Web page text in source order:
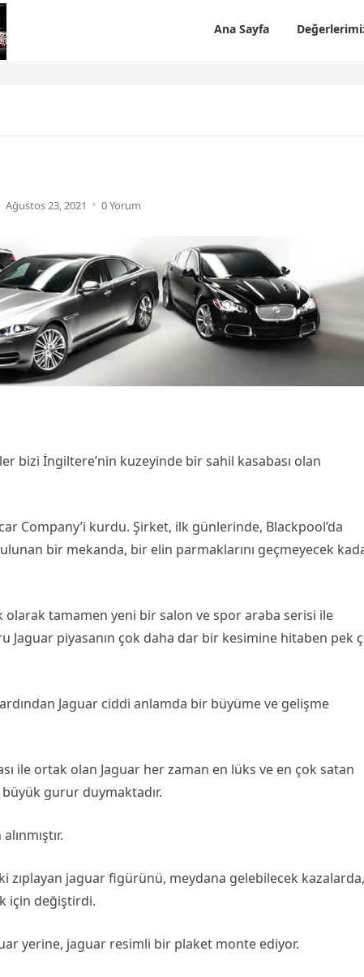
Ana Sayfa
Ağustos 23, 2021 0 Yorum
bizi İngiltere’nin kuzeyinde bir sahil kasabası olan
Company’i kurdu. Şirket, ilk günlerinde, Blackpool’da
bir mekanda, bir elin parmaklarını geçmeyecek
olarak tamamen yeni bir salon ve spor araba serisi ile
Jaguar piyasanın çok daha dar bir kesimine hitaben pek
Jaguar ciddi anlamda bir büyüme ve gelişme
ile ortak olan Jaguar her zaman en lüks ve en çok satan
gurur duymaktadır.
zıplayan jaguar figürünü, meydana gelebilecek kazalarda,
için değiştirdi.
yerine, jaguar resimli bir plaket monte ediyor.